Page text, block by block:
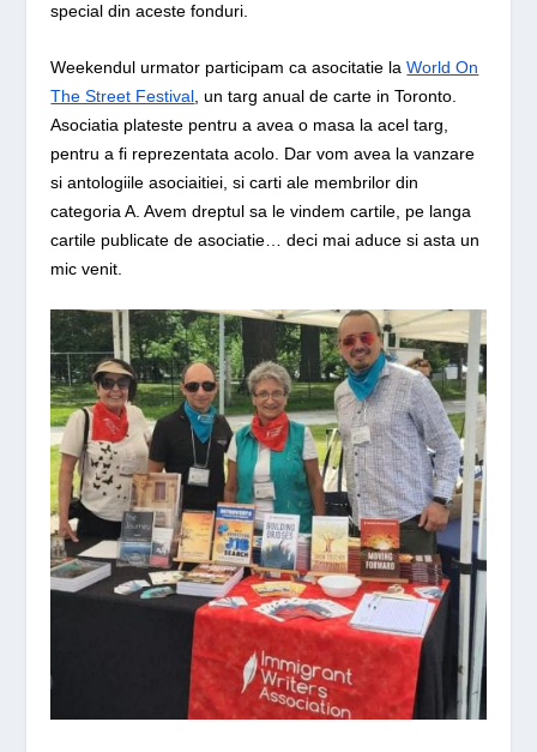
special din aceste fonduri.
Weekendul urmator participam ca asocitatie laWorld On
The Street Festival , un targ anual de carte in Toronto.
Asociatia plateste pentru a avea o masa la acel targ,
pentru a fi reprezentata acolo. Dar vom avea la vanzare
si antologiile asociaitiei, si carti ale membrilor din
categoria A. Avem dreptul sa le vindem cartile, pe langa
cartile publicate de asociatie… deci mai aduce si asta un
mic venit.